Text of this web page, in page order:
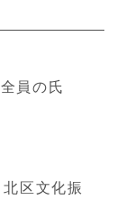
員の氏
区文化振